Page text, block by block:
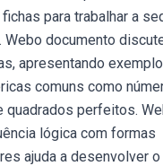
para trabalhar a
Webo documento
apresentando
comuns como
quadrados perfeitos.
lógica com formas
ajuda a desenvolver